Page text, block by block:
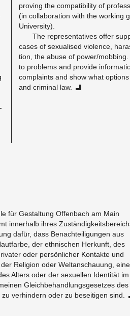
prov­ing the com­pat­i­bil­ity of
(in col­lab­o­ra­tion with the work­ing
Uni­ver­sity).
The rep­re­sen­ta­tives offer
cases of sex­u­alised vi­o­lence,
tion, the abuse of power/
to prob­lems and pro­vide
com­plaints and show what
and crim­i­nal law.
für Gestal­tung Of­fen­bach am Main
in­ner­halb ihres
dafür, dass Be­nachteili­gun­gen aus
der eth­nis­chen Herkunft, des
oder persönlicher Kon­takte und
Re­li­gion oder Weltan­schau­ung,
Al­ters oder der sex­uellen Iden­tität im
Gle­ich­be­hand­lungs­ge­set­zes des
ver­hin­dern oder zu be­seit­i­gen sind.